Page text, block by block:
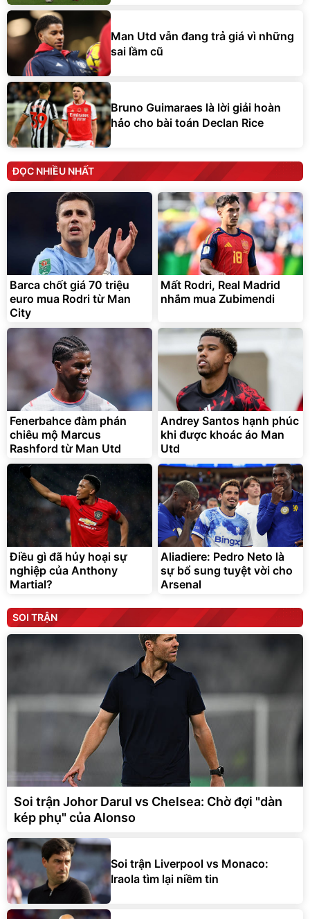
Man Utd vẫn đang trả giá vì những
sai lầm cũ
Bruno Guimaraes là lời giải hoàn
hảo cho bài toán Declan Rice
ĐỌC NHIỀU NHẤT
Barca chốt giá 70 triệu
euro mua Rodri từ Man
City
Mất Rodri, Real Madrid
nhắm mua Zubimendi
Fenerbahce đàm phán
chiêu mộ Marcus
Rashford từ Man Utd
Andrey Santos hạnh phúc
khi được khoác áo Man
Utd
Điều gì đã hủy hoại sự
nghiệp của Anthony
Martial?
Aliadiere: Pedro Neto là
sự bổ sung tuyệt vời cho
Arsenal
SOI TRẬN
Soi trận Johor Darul vs Chelsea: Chờ đợi "dàn
kép phụ" của Alonso
Soi trận Liverpool vs Monaco:
Iraola tìm lại niềm tin